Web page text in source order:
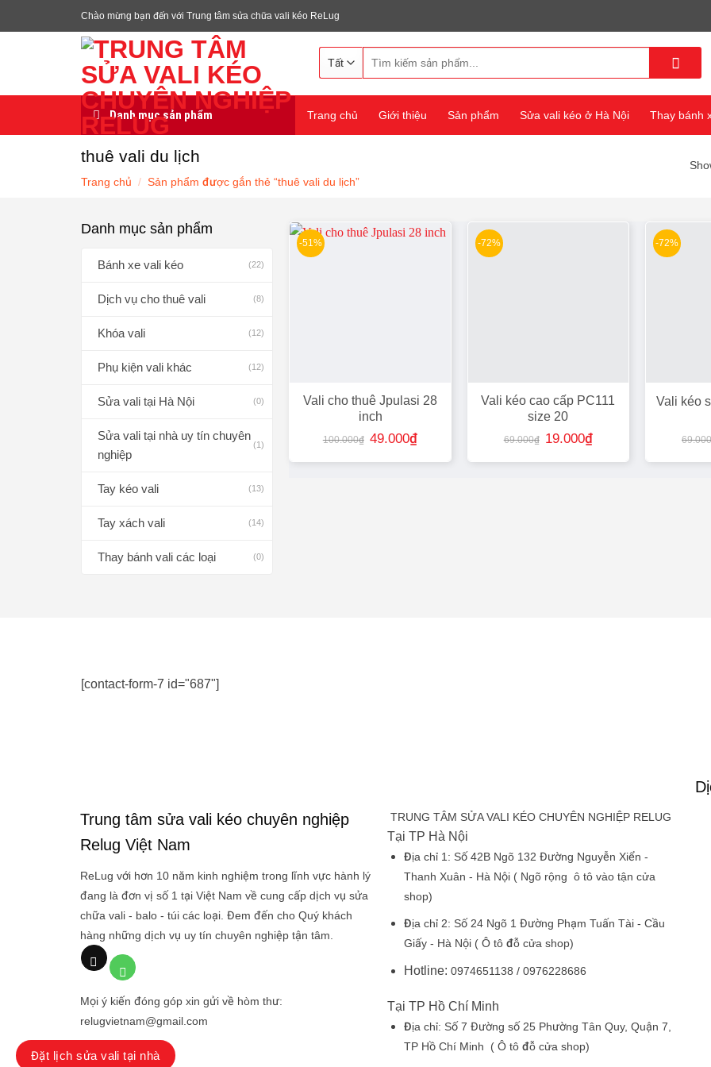
đến
Chào mừng bạn đến với Trung tâm sửa chữa vali kéo ReLug
Danh mục sản phẩm Trang chủ Giới thiệu Sản phẩm Sửa vali kéo ở Hà Nội Thay bánh
thuê vali du lịch
Trang chủ / Sản phẩm được gắn thẻ “thuê vali du lịch”
Danh mục sản phẩm
Bánh xe vali kéo (22)
Dịch vụ cho thuê vali (8)
Khóa vali (12)
Phụ kiện vali khác (12)
Sửa vali tại Hà Nội (0)
Sửa vali tại nhà uy tín chuyên
nghiệp
(1)
Tay kéo vali (13)
Tay xách vali (14)
Thay bánh vali các loại (0)
-51%
Vali cho thuê Jpulasi 28
inch
100.000₫ Giá
49.000₫Giá
-72%
Vali kéo cao cấp PC111
size 20
69.000₫ Giá
19.000₫Giá
-72%
Vali kéo
[contact-form-7 id="687"]
Trung tâm sửa vali kéo chuyên nghiệp
Relug Việt Nam
ReLug với hơn 10 năm kinh nghiệm trong lĩnh vực hành lý
đang là đơn vị số 1 tại Việt Nam về cung cấp dịch vụ sửa
chữa vali - balo - túi các loại. Đem đến cho Quý khách
hàng những dịch vụ uy tín chuyên nghiệp tận tâm.
Mọi ý kiến đóng góp xin gửi về hòm thư:
relugvietnam@gmail.com
TRUNG TÂM SỬA VALI KÉO CHUYÊN NGHIỆP RELUG
Tại TP Hà Nội
Địa chỉ 1: Số 42B Ngõ 132 Đường Nguyễn Xiển -
Thanh Xuân - Hà Nội ( Ngõ rộng ô tô vào tận cửa
shop)
Địa chỉ 2: Số 24 Ngõ 1 Đường Phạm Tuấn Tài - Cầu
Giấy - Hà Nội( Ô tô đỗ cửa shop)
Hotline: 0974651138 / 0976228686
Tại TP Hồ Chí Minh
Địa chỉ: Số 7 Đường số 25 Phường Tân Quy, Quận 7,
TP Hồ Chí Minh ( Ô tô đỗ cửa shop)
Đặt lịch sửa vali tại nhà